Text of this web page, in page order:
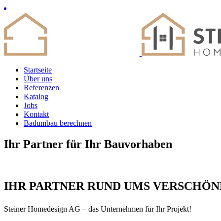
Startseite
Über uns
Referenzen
Katalog
Jobs
Kontakt
Badumbau berechnen
Ihr Partner für Ihr Bauvorhaben
IHR PARTNER RUND UMS
Steiner Homedesign AG – das Unternehmen für Ihr Projekt!